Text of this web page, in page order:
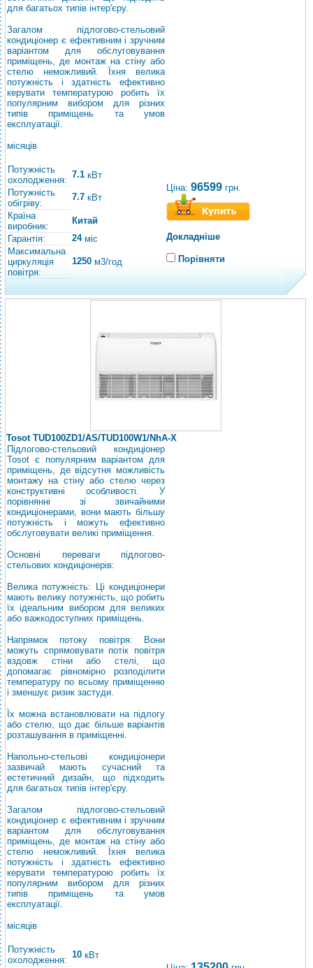
для багатьох типів інтер'єру.
Загалом підлогово-стельовий
кондиціонер є ефективним і зручним
варіантом для обслуговування
приміщень, де монтаж на стіну або
стелю неможливий. Їхня велика
потужність і здатність ефективно
керувати температурою робить їх
популярним вибором для різних
типів приміщень та умов
експлуатації.
місяців
Потужність
охолодження:
7.1 кВт
Потужність
обігріву:
7.7 кВт
Країна
виробник:
Китай
Гарантія:
24міс
Максимальна
циркуляція
повітря:
1250 м3/год
Ціна: 96599 грн.
Докладніше
Порівняти
Tosot TUD100ZD1/AS/TUD100W1/NhA-X
Підлогово-стельовий кондиціонер
Tosot є популярним варіантом для
приміщень, де відсутня можливість
монтажу на стіну або стелю через
конструктивні особливості. У
порівнянні зі звичайними
кондиціонерами, вони мають більшу
потужність і можуть ефективно
обслуговувати великі приміщення.
Основні переваги підлогово-
стельових кондиціонерів:
Велика потужність: Ці кондиціонери
мають велику потужність, що робить
їх ідеальним вибором для великих
або важкодоступних приміщень.
Напрямок потоку повітря: Вони
можуть спрямовувати потік повітря
вздовж стіни або стелі, що
допомагає рівномірно розподілити
температуру по всьому приміщенню
і зменшує ризик застуди.
Їх можна встановлювати на підлогу
або стелю, що дає більше варіантів
розташування в приміщенні.
Напольно-стельові кондиціонери
зазвичай мають сучасний та
естетичний дизайн, що підходить
для багатьох типів інтер'єру.
Загалом підлогово-стельовий
кондиціонер є ефективним і зручним
варіантом для обслуговування
приміщень, де монтаж на стіну або
стелю неможливий. Їхня велика
потужність і здатність ефективно
керувати температурою робить їх
популярним вибором для різних
типів приміщень та умов
експлуатації.
місяців
Потужність
охолодження:
10 кВт